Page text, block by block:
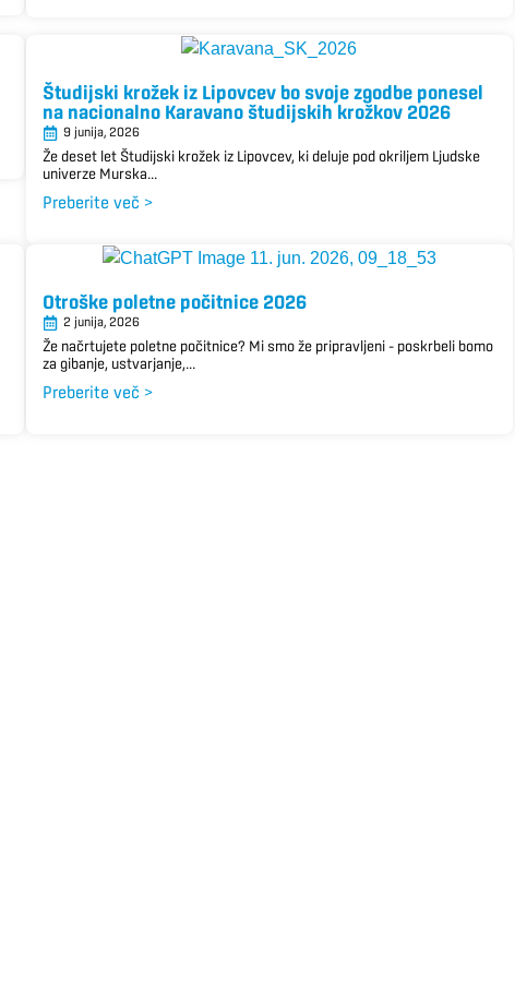
Študijski krožek iz Lipovcev bo svoje zgodbe ponesel
na nacionalno Karavano študijskih krožkov 2026
9 junija, 2026
Že deset let Študijski krožek iz Lipovcev, ki deluje pod okriljem Ljudske
univerze Murska...
Preberite več >
Otroške poletne počitnice 2026
2 junija, 2026
Že načrtujete poletne počitnice? Mi smo že pripravljeni – poskrbeli bomo
za gibanje, ustvarjanje,...
Preberite več >